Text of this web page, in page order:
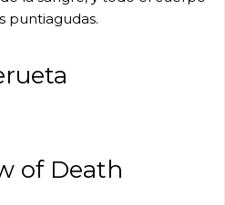
puntiagudas.
of Death